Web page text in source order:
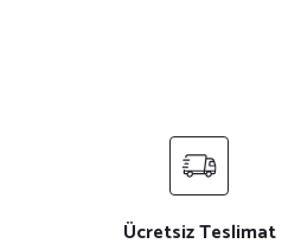
Ücretsiz Teslimat